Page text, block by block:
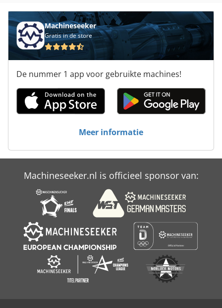
Machineseeker
Gratis in de store
De nummer 1 app voor gebruikte machines!
Meer informatie
Machineseeker.nl is officieel sponsor van: